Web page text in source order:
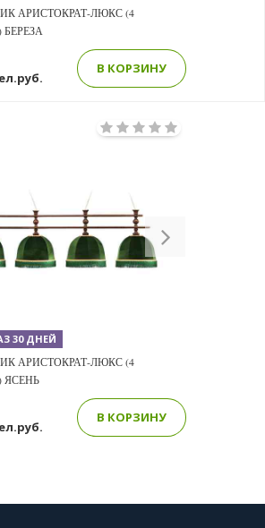
АРИСТОКРАТ-ЛЮКС (4
В КОРЗИНУ
30 ДНЕЙ
АРИСТОКРАТ-ЛЮКС (4
В КОРЗИНУ